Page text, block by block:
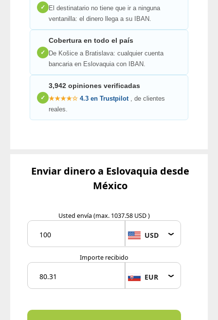
✓
El destinatario no tiene que ir a ninguna
ventanilla: el dinero llega a su IBAN.
✓
Cobertura en todo el país
De Košice a Bratislava: cualquier cuenta
bancaria en Eslovaquia con IBAN.
✓
3,942 opiniones verificadas
★★★★☆ 4.3 en Trustpilot, de clientes
reales.
Enviar dinero a Eslovaquia desde
México
Usted envía (max. 1037.58 USD )
USD
Importe recibido
EUR